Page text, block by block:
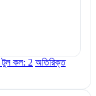
টুল কল: 2 অতিরিক্ত